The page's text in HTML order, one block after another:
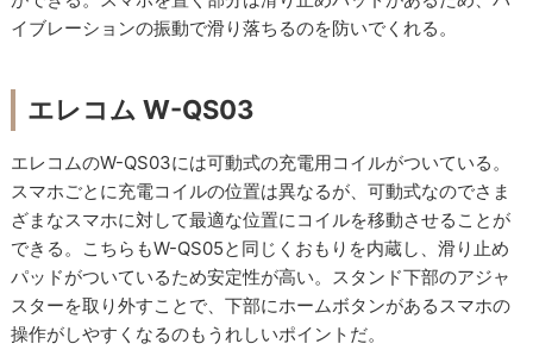
イブレーションの振動で滑り落ちるのを防いでくれる。
エレコム W-QS03
エレコムのW-QS03には可動式の充電用コイルがついている。
スマホごとに充電コイルの位置は異なるが、可動式なのでさま
ざまなスマホに対して最適な位置にコイルを移動させることが
できる。こちらもW-QS05と同じくおもりを内蔵し、滑り止め
パッドがついているため安定性が高い。スタンド下部のアジャ
スターを取り外すことで、下部にホームボタンがあるスマホの
操作がしやすくなるのもうれしいポイントだ。